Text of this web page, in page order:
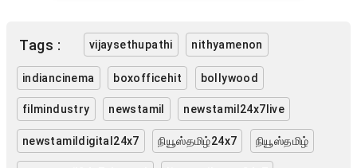
Tags : vijaysethupathi nithyamenon
indiancinema boxofficehit bollywood
filmindustry newstamil newstamil24x7live
newstamildigital24x7 நியூஸ்தமிழ்24x7 நியூஸ்தமிழ்